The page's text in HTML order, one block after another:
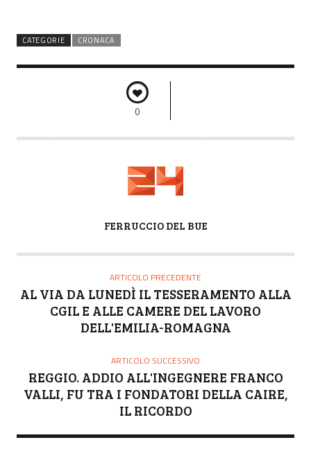
CATEGORIE CRONACA
0
T
R
FERRUCCIO DEL BUE
ARTICOLO PRECEDENTE
AL VIA DA LUNEDÌ IL TESSERAMENTO ALLA
CGIL E ALLE CAMERE DEL LAVORO
DELL'EMILIA-ROMAGNA
ARTICOLO SUCCESSIVO
REGGIO. ADDIO ALL'INGEGNERE FRANCO
VALLI, FU TRA I FONDATORI DELLA CAIRE,
IL RICORDO